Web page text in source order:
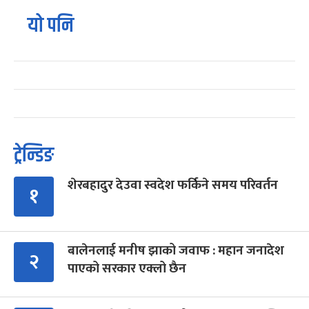
यो पनि
ट्रेन्डिङ
१ शेरबहादुर देउवा स्वदेश फर्किने समय परिवर्तन
२
बालेनलाई मनीष झाको जवाफ : महान जनादेश
पाएको सरकार एक्लो छैन